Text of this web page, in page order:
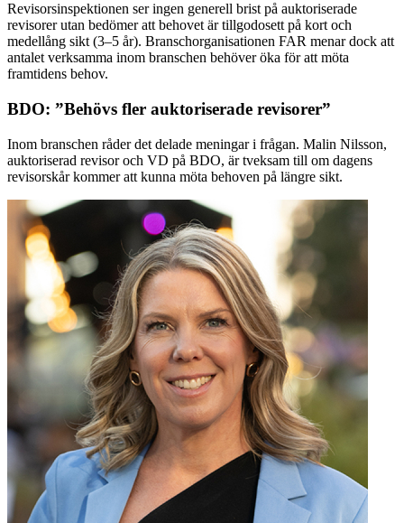
Revisorsinspektionen ser ingen generell brist på auktoriserade
revisorer utan bedömer att behovet är tillgodosett på kort och
medellång sikt (3–5 år). Branschorganisationen FAR menar dock att
antalet verksamma inom branschen behöver öka för att möta
framtidens behov.
BDO: ”Behövs fler auktoriserade revisorer”
Inom branschen råder det delade meningar i frågan. Malin Nilsson,
auktoriserad revisor och VD på BDO, är tveksam till om dagens
revisorskår kommer att kunna möta behoven på längre sikt.